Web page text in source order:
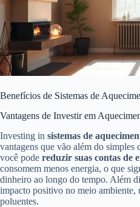
Benefícios de Sistemas de
Vantagens de Investir em
Investing in sistemas de
vantagens que vão além do
você pode reduzir suas contas de
consomem menos energia, o que
dinheiro ao longo do tempo. Além
impacto positivo no meio ambiente,
poluentes.